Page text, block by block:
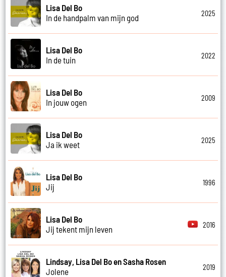
Lisa Del Bo
In de handpalm van mijn god
2025
Lisa Del Bo
In de tuin
2022
Lisa Del Bo
In jouw ogen
2009
Lisa Del Bo
Ja ik weet
2025
Lisa Del Bo
Jij
1996
Lisa Del Bo
Jij tekent mijn leven
2016
Lindsay, Lisa Del Bo en Sasha Rosen
Jolene
2019